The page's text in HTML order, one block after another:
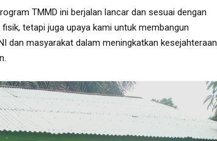
TMMD ini berjalan lancar dan sesuai dengan
tetapi juga upaya kami untuk membangun
dan masyarakat dalam meningkatkan kesejahteraan